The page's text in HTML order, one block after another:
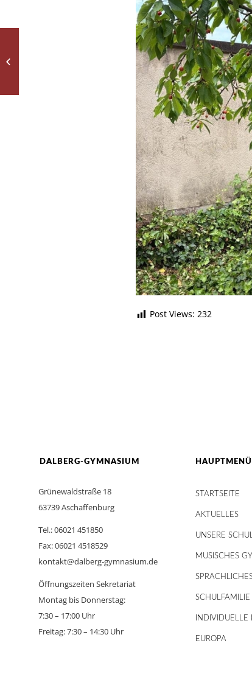
Post Views: 232
DALBERG-GYMNASIUM
Grünewaldstraße 18
63739 Aschaffenburg
Tel.: 06021 451850
Fax: 06021 4518529
kontakt@dalberg-gymnasium.de
Öffnungszeiten Sekretariat
Montag bis Donnerstag:
7:30 – 17:00 Uhr
Freitag: 7:30 – 14:30 Uhr
HAUPTMENÜ
STARTSEITE
AKTUELLES
UNSERE
MUSISCHES
SCHULFAMILIE
INDIVIDUELLE
EUROPA